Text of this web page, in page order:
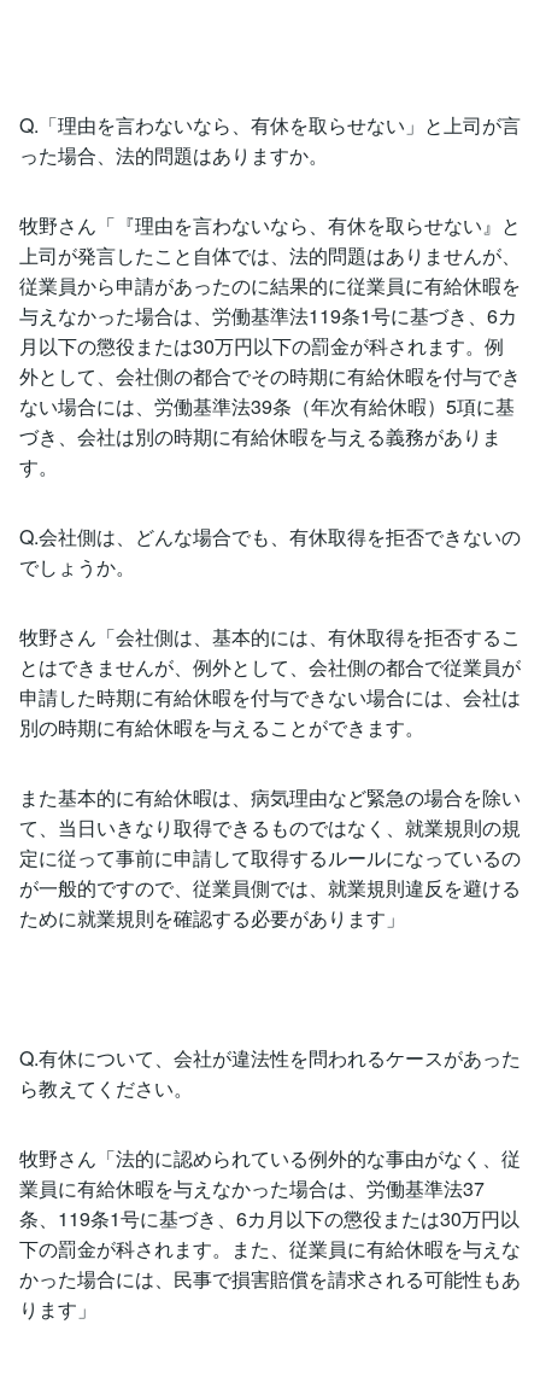
Q.「理由を言わないなら、有休を取らせない」と上司が言
った場合、法的問題はありますか。
牧野さん「『理由を言わないなら、有休を取らせない』と
上司が発言したこと自体では、法的問題はありませんが、
従業員から申請があったのに結果的に従業員に有給休暇を
与えなかった場合は、労働基準法119条1号に基づき、6カ
月以下の懲役または30万円以下の罰金が科されます。例
外として、会社側の都合でその時期に有給休暇を付与でき
ない場合には、労働基準法39条（年次有給休暇）5項に基
づき、会社は別の時期に有給休暇を与える義務がありま
す。
Q.会社側は、どんな場合でも、有休取得を拒否できないの
でしょうか。
牧野さん「会社側は、基本的には、有休取得を拒否するこ
とはできませんが、例外として、会社側の都合で従業員が
申請した時期に有給休暇を付与できない場合には、会社は
別の時期に有給休暇を与えることができます。
また基本的に有給休暇は、病気理由など緊急の場合を除い
て、当日いきなり取得できるものではなく、就業規則の規
定に従って事前に申請して取得するルールになっているの
が一般的ですので、従業員側では、就業規則違反を避ける
ために就業規則を確認する必要があります」
Q.有休について、会社が違法性を問われるケースがあった
ら教えてください。
牧野さん「法的に認められている例外的な事由がなく、従
業員に有給休暇を与えなかった場合は、労働基準法37
条、119条1号に基づき、6カ月以下の懲役または30万円以
下の罰金が科されます。また、従業員に有給休暇を与えな
かった場合には、民事で損害賠償を請求される可能性もあ
ります」